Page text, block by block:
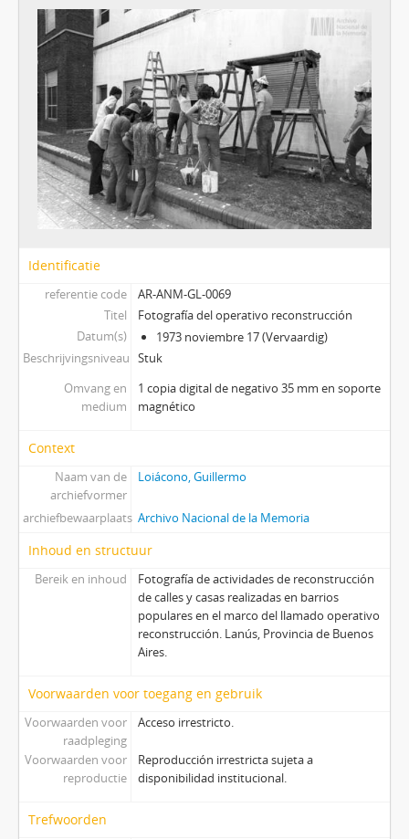
Identificatie
referentie code
AR-ANM-GL-0069
Titel
Fotografía del operativo reconstrucción
Datum(s)
1973 noviembre 17 (Vervaardig)
Beschrijvingsniveau Stuk
Omvang en
medium
1 copia digital de negativo 35 mm en soporte
magnético
Context
Naam van de
archiefvormer
Loiácono, Guillermo
archiefbewaarplaats Archivo Nacional de la Memoria
Inhoud en structuur
Bereik en inhoud
Fotografía de actividades de reconstrucción
de calles y casas realizadas en barrios
populares en el marco del llamado operativo
reconstrucción. Lanús, Provincia de Buenos
Aires.
Voorwaarden voor toegang en gebruik
Voorwaarden voor
raadpleging
Acceso irrestricto.
Voorwaarden voor
reproductie
Reproducción irrestricta sujeta a
disponibilidad institucional.
Trefwoorden